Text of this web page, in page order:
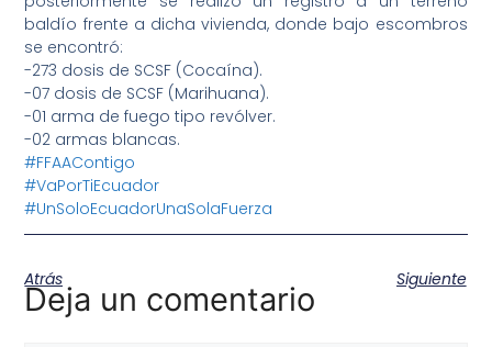
baldío frente a dicha vivienda, donde bajo escombros
se encontró:
-273 dosis de SCSF (Cocaína).
-07 dosis de SCSF (Marihuana).
-01 arma de fuego tipo revólver.
-02 armas blancas.
#FFAAContigo
#VaPorTiEcuador
#UnSoloEcuadorUnaSolaFuerza
Atrás Siguiente
Deja un comentario